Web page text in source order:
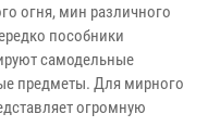
огня, мин различного
пособники
самодельные
предметы. Для мирного
огромную